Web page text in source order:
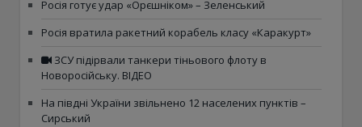
Росія готує удар «Орєшніком» – Зеленський
Росія вратила ракетний корабель класу «Каракурт»
ЗСУ підірвали танкери тіньового флоту в
Новоросійську. ВІДЕО
На півдні України звільнено 12 населених пунктів –
Сирський